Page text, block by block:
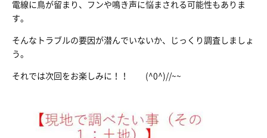
電線に鳥が留まり、フンや鳴き声に悩まされる可能性もありま
す。
そんなトラブルの要因が潜んでいないか、じっくり調査しましょ
う。
それでは次回をお楽しみに！！ (^0^)//~~